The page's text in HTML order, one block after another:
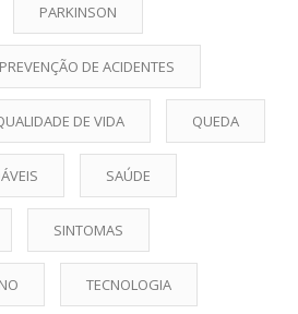
PARKINSON
PREVENÇÃO DE ACIDENTES
DE VIDA QUEDA
SAÚDE
SINTOMAS
TECNOLOGIA